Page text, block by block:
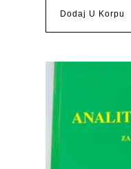
Dodaj U Korpu